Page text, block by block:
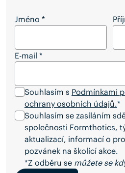
Katalog medicínských
Jméno *
E-mail *
Souhlasím s Podmínkami
ochrany osobních údajů.*
Souhlasím se zasíláním
společnosti Formthotics,
aktualizací, informací o
pozvánek na školící akce.
*Z odběru se můžete se